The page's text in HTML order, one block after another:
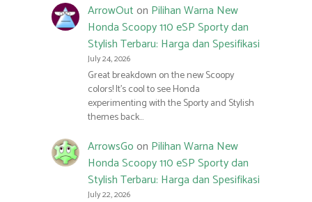
ArrowOuton Pilihan Warna New
Honda Scoopy 110 eSP Sporty dan
Stylish Terbaru: Harga dan Spesifikasi
July 24, 2026
Great breakdown on the new Scoopy
colors! It’s cool to see Honda
experimenting with the Sporty and Stylish
themes back…
ArrowsGoon Pilihan Warna New
Honda Scoopy 110 eSP Sporty dan
Stylish Terbaru: Harga dan Spesifikasi
July 22, 2026